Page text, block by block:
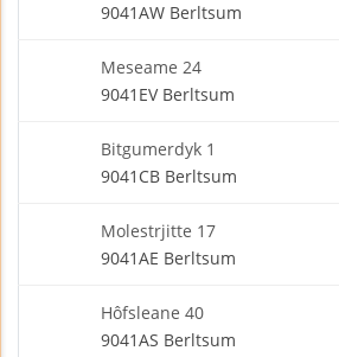
9041AW Berltsum
Meseame 24
9041EV Berltsum
Bitgumerdyk 1
9041CB Berltsum
Molestrjitte 17
9041AE Berltsum
Hôfsleane 40
9041AS Berltsum